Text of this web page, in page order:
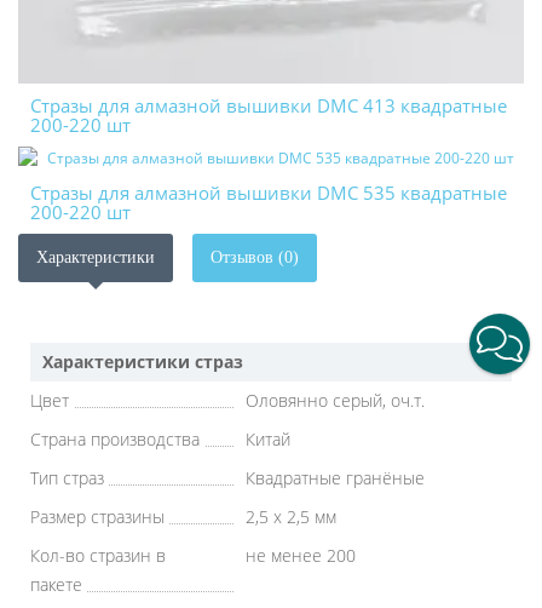
Стразы для алмазной вышивки DMC 413 квадратные
200-220 шт
Стразы для алмазной вышивки DMC 535 квадратные
200-220 шт
Характеристики Отзывов (0)
Характеристики страз
Цвет
Оловянно серый, оч.т.
Страна производства
Китай
Тип страз
Квадратные гранёные
Размер стразины
2,5 х 2,5 мм
Кол-во стразин в
пакете
не менее 200